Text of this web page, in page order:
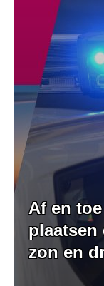
Af en
plaatsen
zon en